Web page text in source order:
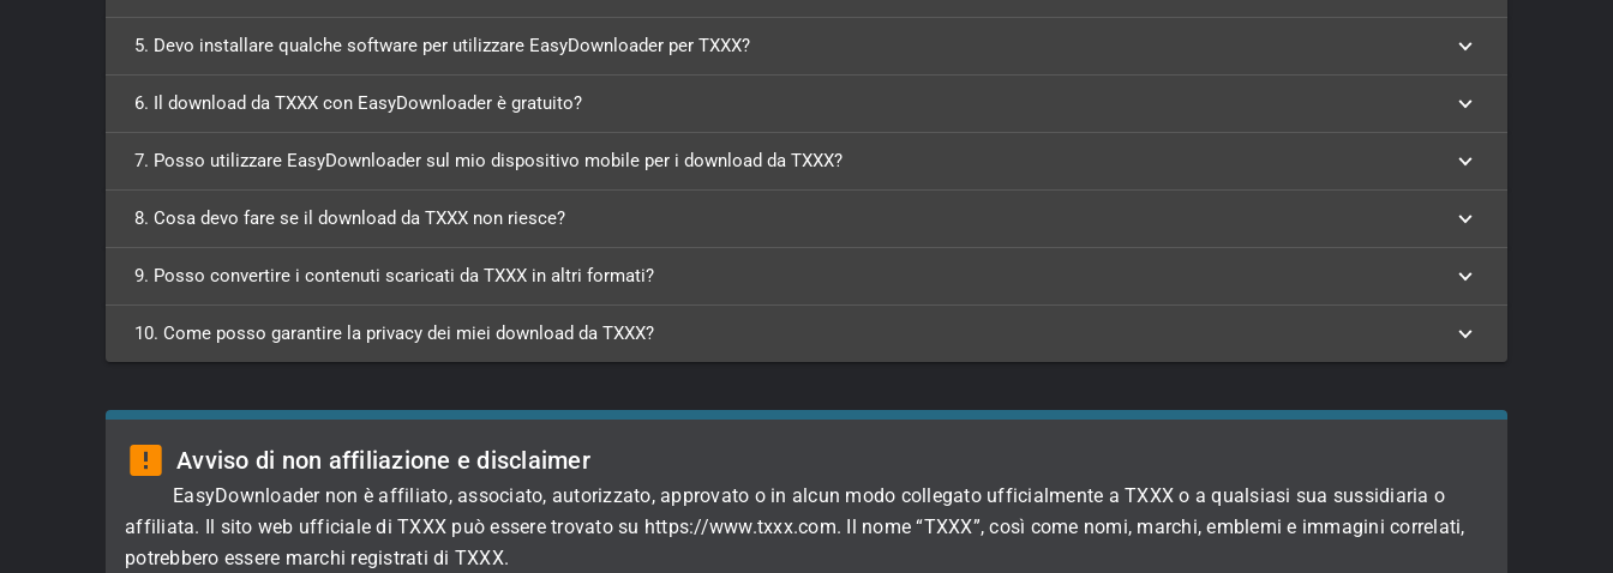
5. Devo installare qualche software per utilizzare EasyDownloader per TXXX?
6. Il download da TXXX con EasyDownloader è gratuito?
7. Posso utilizzare EasyDownloader sul mio dispositivo mobile per i download da TXXX?
8. Cosa devo fare se il download da TXXX non riesce?
9. Posso convertire i contenuti scaricati da TXXX in altri formati?
10. Come posso garantire la privacy dei miei download da TXXX?
Avviso di non affiliazione e disclaimer
EasyDownloader non è affiliato, associato, autorizzato, approvato o in alcun modo collegato ufficialmente a TXXX o a qualsiasi sua sussidiaria o
affiliata. Il sito web ufficiale di TXXX può essere trovato su https://www.txxx.com. Il nome “TXXX”, così come nomi, marchi, emblemi e immagini correlati,
potrebbero essere marchi registrati di TXXX.